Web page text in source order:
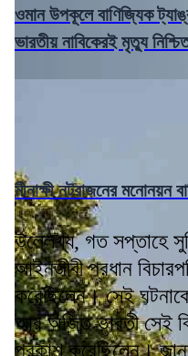
ওমান উপকূলে বাণিজ্যিক
ভারতীয় নাবিকেরই মৃত্যু
মীনাক্ষী নটরাজনের মনোনয়ন
উল্লেখ্য, গত সপ্তাহে
আইনজীবী প্রধান
করেছিলেন। সেই
আর অজিত ভারতী সেই
প্রকাশ করেছিলেন।